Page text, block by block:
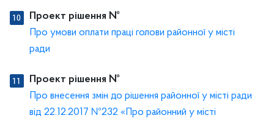
Проект рішення №
Про умови оплати праці голови районної у місті
ради
Проект рішення №
Про внесення змін до рішення районної у місті ради
від 22.12.2017 №232 «Про районний у місті